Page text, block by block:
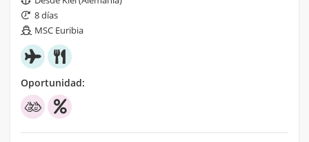
8 días
MSC Euribia
Oportunidad: